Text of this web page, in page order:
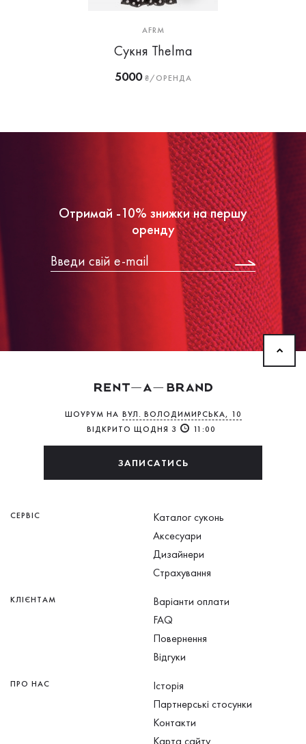
AFRM
Сукня Thelma
5000₴/ОРЕНДА
Отримай -10% знижки на першу
оренду
ШОУРУМ НА ВУЛ. ВОЛОДИМИРСЬКА, 10
ВІДКРИТО ЩОДНЯ З
11:00
ЗАПИСАТИСЬ
СЕРВІС
Каталог суконь
Аксесуари
Дизайнери
Страхування
КЛІЄНТАМ
Варіанти оплати
FAQ
Повернення
Відгуки
ПРО НАС
Історія
Партнерські стосунки
Контакти
Карта сайту